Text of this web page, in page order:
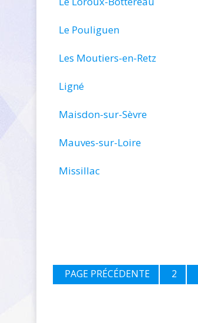
Le Pouliguen
Les Moutiers-en-Retz
Ligné
Maisdon-sur-Sèvre
Mauves-sur-Loire
Missillac
PAGE PRÉCÉDENTE 2